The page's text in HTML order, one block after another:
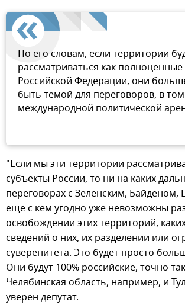
По его словам, если территории
рассматриваться как
Российской Федерации, они
быть темой для переговоров, в
международной политической
"Если мы эти территории
субъекты России, то ни на каких
переговорах с Зеленским,
еще с кем угодно уже невозможны
освобождении этих территорий,
сведений о них, их разделении или
суверенитета. Это будет просто
Они будут 100% российские, точно
Челябинская область, например, и
уверен депутат.